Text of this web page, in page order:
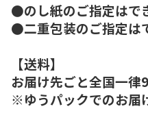
●のし紙のご指定はで
●二重包装のご指定は
【送料】
お届け先ごと全国一律
※ゆうパックでのお届